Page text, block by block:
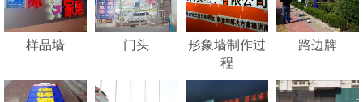
样品墙 门头
形象墙制作过
程
路边牌